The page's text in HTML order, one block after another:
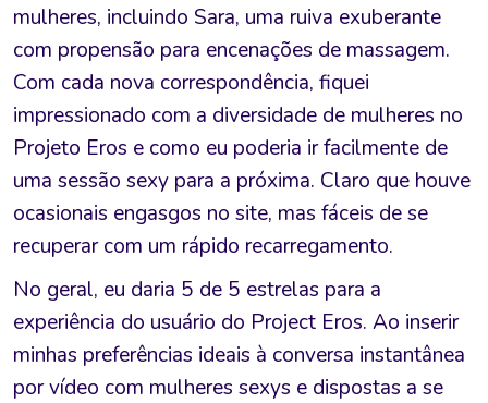
mulheres, incluindo Sara, uma ruiva exuberante
com propensão para encenações de massagem.
Com cada nova correspondência, fiquei
impressionado com a diversidade de mulheres no
Projeto Eros e como eu poderia ir facilmente de
uma sessão sexy para a próxima. Claro que houve
ocasionais engasgos no site, mas fáceis de se
recuperar com um rápido recarregamento.
No geral, eu daria 5 de 5 estrelas para a
experiência do usuário do Project Eros. Ao inserir
minhas preferências ideais à conversa instantânea
por vídeo com mulheres sexys e dispostas a se